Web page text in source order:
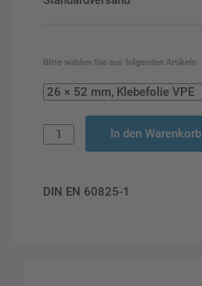
Bitte wählen Sie aus folgenden Artikeln
In den Warenkorb
DIN EN 60825-1